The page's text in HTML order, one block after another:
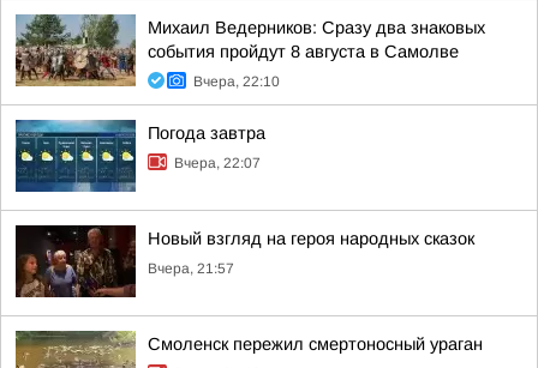
Михаил Ведерников: Сразу два знаковых
события пройдут 8 августа в Самолве
Вчера, 22:10
Погода завтра
Вчера, 22:07
Новый взгляд на героя народных сказок
Вчера, 21:57
Смоленск пережил смертоносный ураган